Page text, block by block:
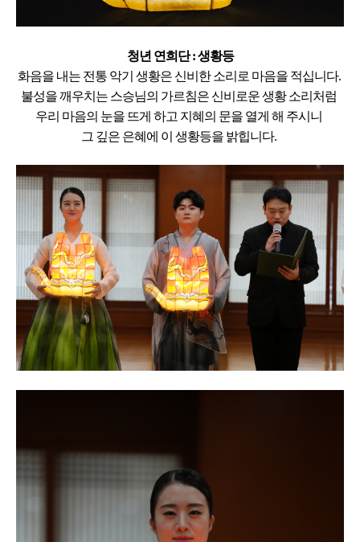
청년 연희단 : 생황등
화음을 내는 전통 악기 생황은 신비한 소리로 마음을 적십니다.
불성을 깨우치는 스승님의 가르침은 신비로운 생황 소리처럼
우리 마음의 눈을 뜨게 하고 지혜의 문을 열게 해 주시니
그 깊은 은혜에 이 생황등을 밝힙니다.